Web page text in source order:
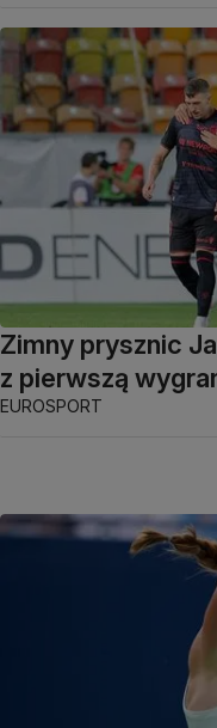
Zimny prysznic
z pierwszą
EUROSPORT